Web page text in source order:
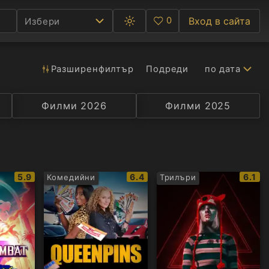
Избери
C
Превключване
между
светла
Любими
0 Вход в сайта
Разширенфилтър Подреди по дата
Селекция Превод Актьор
Филми 2026 Филми 2025
IMDb
рейтинг:
5.9 Комедийни
IMDb
рейтинг:
6.4 Трилъри
IMDb
6.1